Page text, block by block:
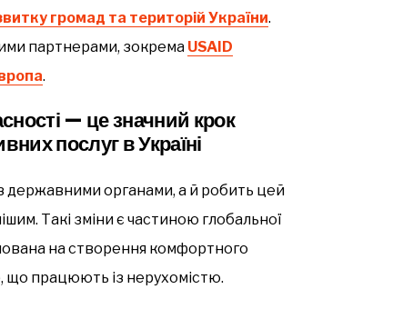
громад та територій України.
партнерами, зокрема USAID
.
— це значний крок
послуг в Україні
державними органами, а й робить цей
Такі зміни є частиною глобальної
на створення комфортного
що працюють із нерухомістю.